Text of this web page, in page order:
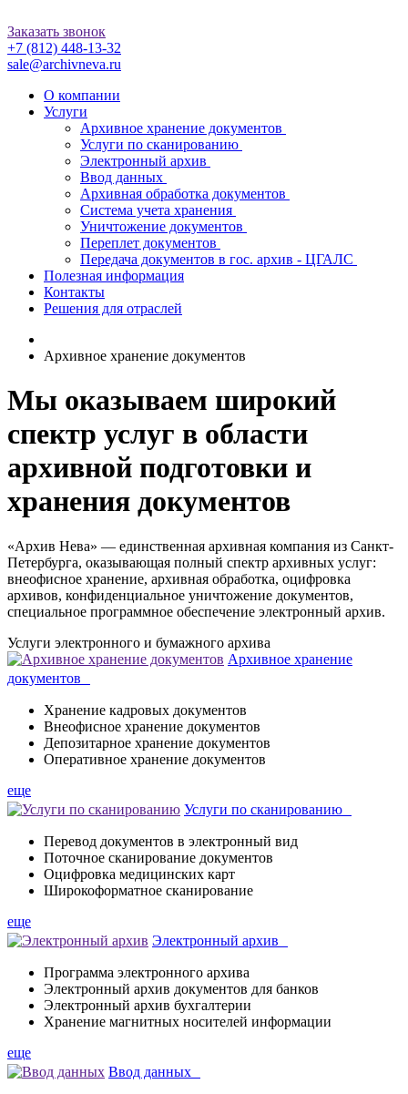
Заказать звонок
+7 (812) 448-13-32
sale@archivneva.ru
О компании
Услуги
Архивное хранение документов
Услуги по сканированию
Электронный архив
Ввод данных
Архивная обработка документов
Система учета хранения
Уничтожение документов
Переплет документов
Передача документов в гос. архив - ЦГАЛС
Полезная информация
Контакты
Решения для отраслей
Архивное хранение документов
Мы оказываем широкий
спектр услуг в области
архивной подготовки и
хранения документов
«Архив Нева» — единственная архивная компания из Санкт-
Петербурга, оказывающая полный спектр архивных услуг:
внеофисное хранение, архивная обработка, оцифровка
архивов, конфиденциальное уничтожение документов,
специальное программное обеспечение электронный архив.
Услуги электронного и бумажного архива
Архивное хранение
документов
Хранение кадровых документов
Внеофисное хранение документов
Депозитарное хранение документов
Оперативное хранение документов
еще
Услуги по сканированию
Перевод документов в электронный вид
Поточное сканирование документов
Оцифровка медицинских карт
Широкоформатное сканирование
еще
Электронный архив
Программа электронного архива
Электронный архив документов для банков
Электронный архив бухгалтерии
Хранение магнитных носителей информации
еще
Ввод данных